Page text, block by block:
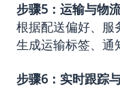
步骤5 ：运输与物
根据配送偏好、服
生成运输标签、通
步骤6：实时跟踪